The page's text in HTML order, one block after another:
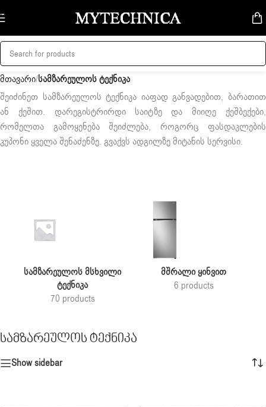
Skip to navigation
Skip to main content
მთავარი/სამზარეულოს ტექნიკა
შეიძინეთ სამზარეულოს ტექნიკა იაფად განვადებით, ბარათით
ან ქეშით. დარეგისტრირდი საიტზე და მიიღე ქეშბექები,
რომელთა გამოყენება შეიძლება, როგორც ფასდაკლების
კუპონი ყველა შენაძენზე. გვაქვს ადგილზე მიტანის სერვისი.
Სამზარეულოს Მსხვილი
Ტექნიკა
70 products
Მშრალი Ყინვით
6 products
სამზარეულოს ტექნიკა
Show sidebar